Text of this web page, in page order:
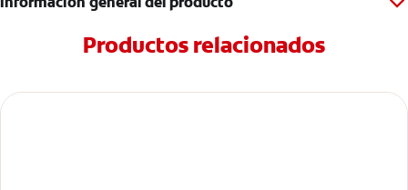
Productos relacionados